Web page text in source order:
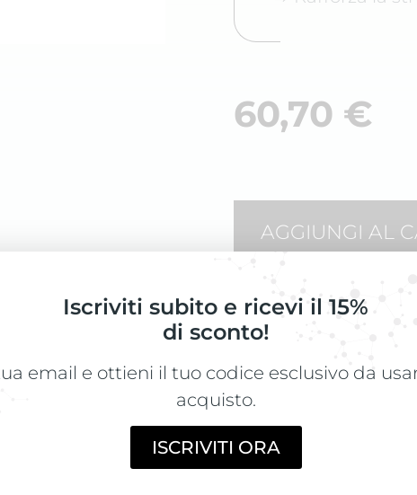
60,70 €
AGGIUNGI AL
Usare su
INGREDIENTI
Iscriviti subito e ricevi il 15%
di sconto!
email e ottieni il tuo codice esclusivo da
acquisto.
ISCRIVITI ORA